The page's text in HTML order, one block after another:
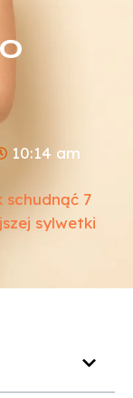
10:14 am
schudnąć 7
sylwetki